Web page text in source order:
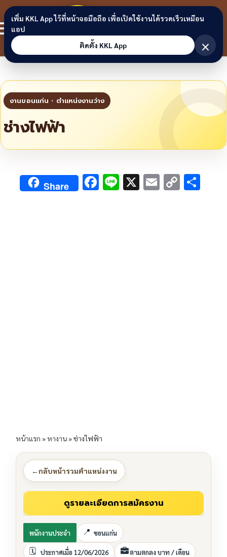
Skip to content
ขอนแก่น
ลิงก์
ช่างไฟฟ้า
Share F Li X E C
หน้าแรก »หางาน»ช่างไฟฟ้า
←กลับหน้ารวมตำแหน่งงาน
พนักงานประจำ ขอนแก่น
ประกาศเมื่อ 12/06/2026 ตามตกลง บาท / เดือน
เพิ่ม KKL App ไว้ที่หน้าจอมือถือ เพื่อเปิดใช้งานได้รวดเร็วเหมือน
แอป
ติดตั้ง KKL App
×